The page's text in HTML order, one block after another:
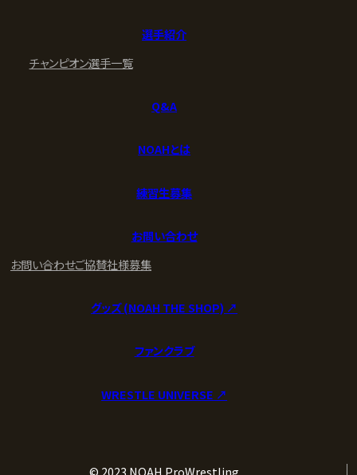
選手紹介
チャンピオン選手一覧
Q&A
NOAHとは
練習生募集
お問い合わせ
お問い合わせご協賛社様募集
グッズ (NOAH THE SHOP) ↗︎
ファンクラブ
WRESTLE UNIVERSE ↗︎